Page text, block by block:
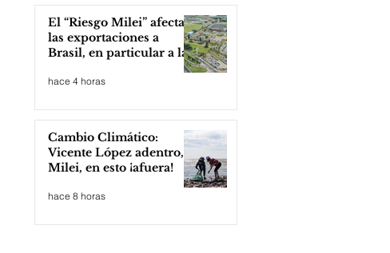
El “Riesgo Milei” afecta
las exportaciones a
Brasil, en particular a la
industria automotriz de
la provincia
hace 4 horas
Cambio Climático:
Vicente López adentro,
Milei, en esto ¡afuera!
hace 8 horas